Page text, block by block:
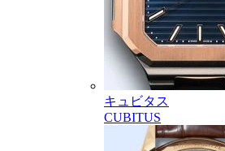
キュビタス
CUBITUS